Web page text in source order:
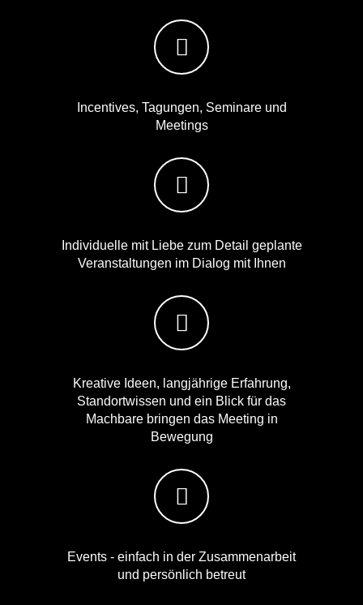
Incentives, Tagungen, Seminare und
Meetings
Individuelle mit Liebe zum Detail geplante
Veranstaltungen im Dialog mit Ihnen
Kreative Ideen, langjährige Erfahrung,
Standortwissen und ein Blick für das
Machbare bringen das Meeting in
Bewegung
Events - einfach in der Zusammenarbeit
und persönlich betreut